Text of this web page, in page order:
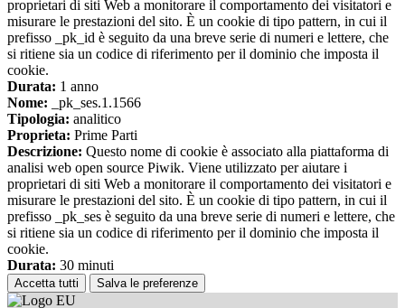
proprietari di siti Web a monitorare il comportamento dei visitatori e
misurare le prestazioni del sito. È un cookie di tipo pattern, in cui il
prefisso _pk_id è seguito da una breve serie di numeri e lettere, che
si ritiene sia un codice di riferimento per il dominio che imposta il
cookie.
Durata: 1 anno
Nome: _pk_ses.1.1566
Tipologia: analitico
Proprieta: Prime Parti
Descrizione: Questo nome di cookie è associato alla piattaforma di
analisi web open source Piwik. Viene utilizzato per aiutare i
proprietari di siti Web a monitorare il comportamento dei visitatori e
misurare le prestazioni del sito. È un cookie di tipo pattern, in cui il
prefisso _pk_ses è seguito da una breve serie di numeri e lettere, che
si ritiene sia un codice di riferimento per il dominio che imposta il
cookie.
Durata: 30 minuti
Accetta tutti Salva le preferenze